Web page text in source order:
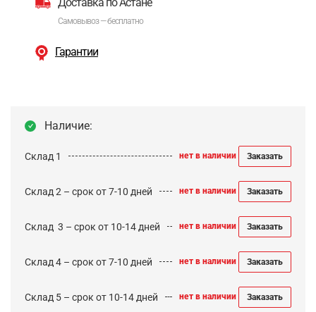
Самовывоз — бесплатно
Гарантии
Наличие:
Склад 1 нет в наличии Заказать
Склад 2 – срок от 7-10 дней нет в наличии Заказать
Cклад 3 – срок от 10-14 дней нет в наличии Заказать
Склад 4 – срок от 7-10 дней нет в наличии Заказать
Склад 5 – срок от 10-14 дней нет в наличии Заказать